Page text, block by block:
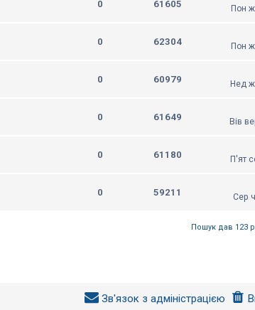
0 61605
Пон
0 62304
Пон
0 60979
Нед
0 61649
Вів
0 61180
П'ят
0 59211
Сер
Пошук дав 123
Зв'язок з адміністрацією